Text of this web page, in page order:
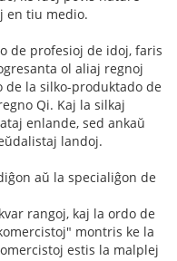
en tiu medio.
de profesioj de idoj, faris
ol aliaj regnoj
de la silko-produktado de
Qi. Kaj la silkaj
enlande, sed ankaŭ
landoj.
aŭ la specialiĝon de
rangoj, kaj la ordo de
montris ke la
estis la malplej